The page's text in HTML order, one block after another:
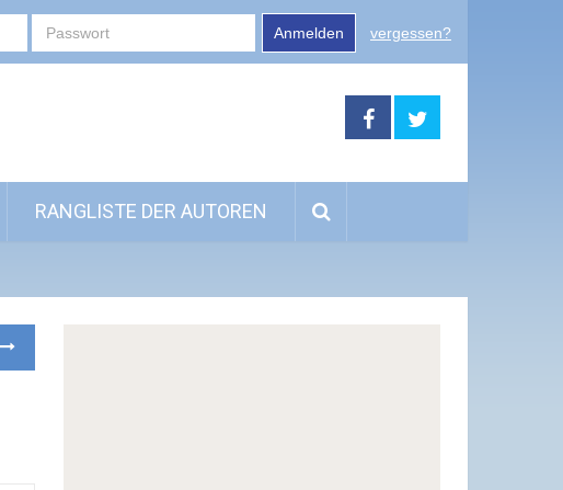
Anmelden vergessen?
RANGLISTE DER AUTOREN